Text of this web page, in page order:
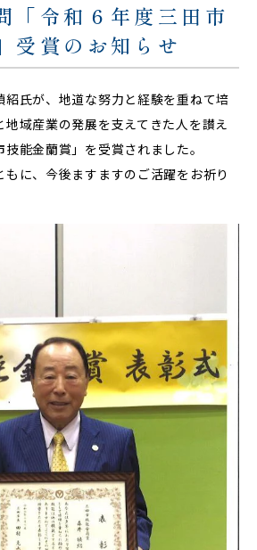
「令和６年度三田市
受賞のお知らせ
紹氏が、地道な努力と経験を重ねて培
地域産業の発展を支えてきた人を讃え
能金蘭賞」を受賞されました。
に、今後ますますのご活躍をお祈り